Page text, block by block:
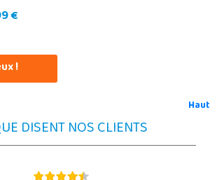
€
!
Haut
DISENT NOS CLIENTS